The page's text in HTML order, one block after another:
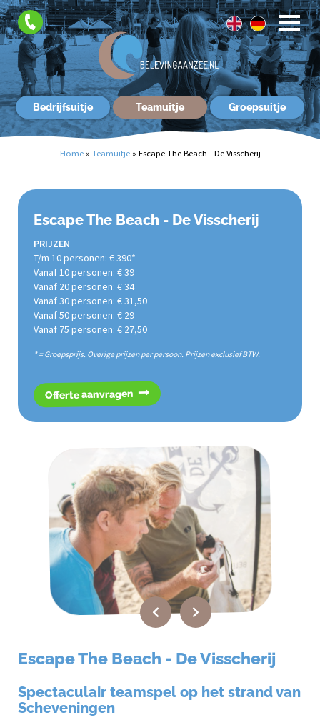
Bedrijfsuitje Teamuitje Groepsuitje
FAQ
Contact
Home » Teamuitje » Escape The Beach - De Visscherij
Escape The Beach - De Visscherij
PRIJZEN
T/m 10 personen: € 390*
Vanaf 10 personen: € 39
Vanaf 20 personen: € 34
Vanaf 30 personen: € 31,50
Vanaf 50 personen: € 29
Vanaf 75 personen: € 27,50
* = Groepsprijs. Overige prijzen per persoon. Prijzen exclusief BTW.
Offerte aanvragen
Escape The Beach - De Visscherij
Spectaculair teamspel op het strand van
Scheveningen